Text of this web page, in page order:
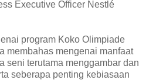
Executive Officer Nestlé
program Koko Olimpiade
membahas mengenai manfaat
seni terutama menggambar dan
seberapa penting kebiasaan